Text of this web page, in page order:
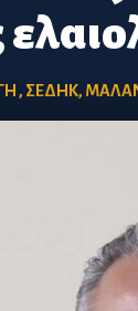
, ΣΕΔΗΚ,